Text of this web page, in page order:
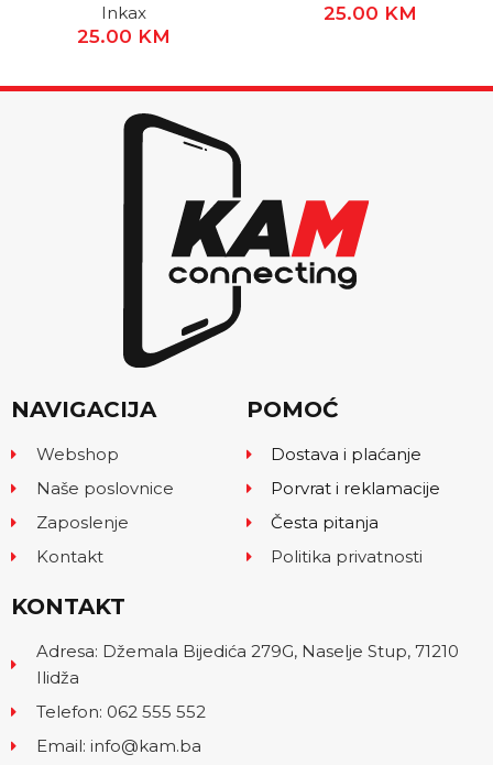
Inkax
25.00 KM
25.00 KM
NAVIGACIJA
Webshop
Naše poslovnice
Zaposlenje
Kontakt
POMOĆ
Dostava i plaćanje
Porvrat i reklamacije
Česta pitanja
Politika privatnosti
KONTAKT
Adresa: Džemala Bijedića 279G, Naselje Stup, 71210
Ilidža
Telefon: 062 555 552
Email: info@kam.ba